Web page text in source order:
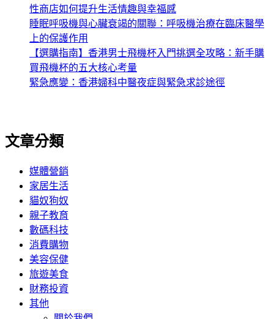
性商店如何提升生活情趣與幸福感
睡眠呼吸機與心臟衰竭的關聯：呼吸機治療在臨床醫學
上的保護作用
【選購指南】香港男士飛機杯入門挑選全攻略：新手購
買飛機杯的五大核心考量
緊急應變：香港婦科中醫夜症與緊急求診途徑
文章分類
媒體營銷
家居生活
貓奴狗奴
親子教育
數碼科技
消費購物
美容保健
旅遊美食
財務投資
其他